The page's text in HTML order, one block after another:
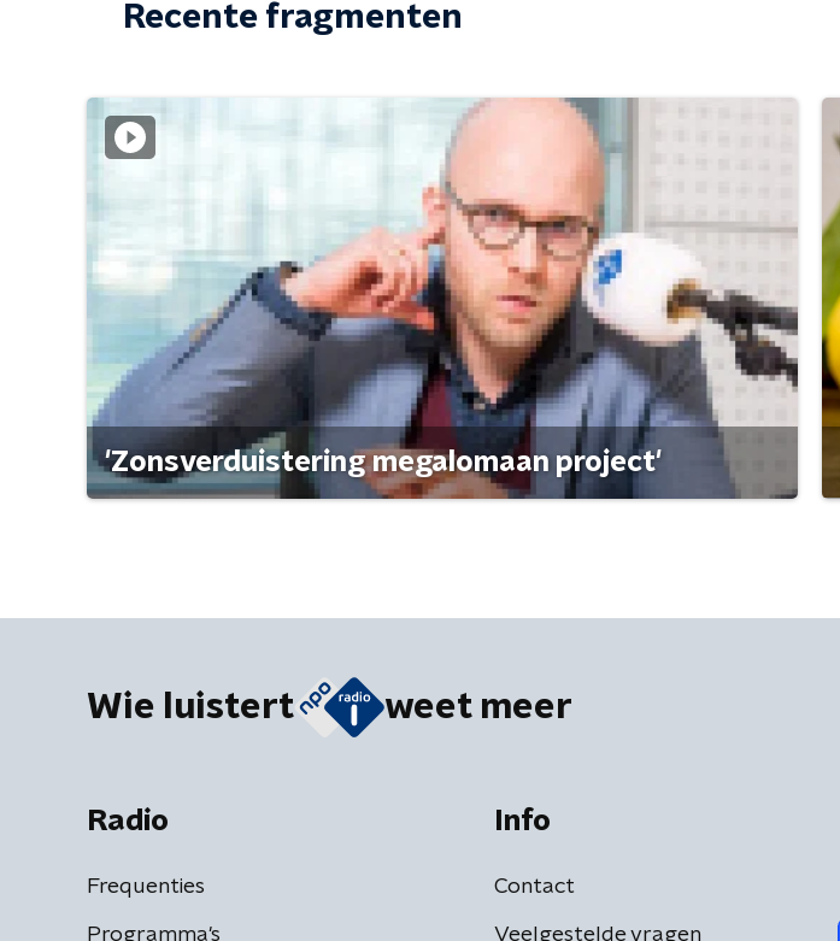
Recente fragmenten
'Zonsverduistering megalomaan project'
Wie luistert weet meer
Radio
Frequenties
Programma's
Info
Contact
Veelgestelde vragen